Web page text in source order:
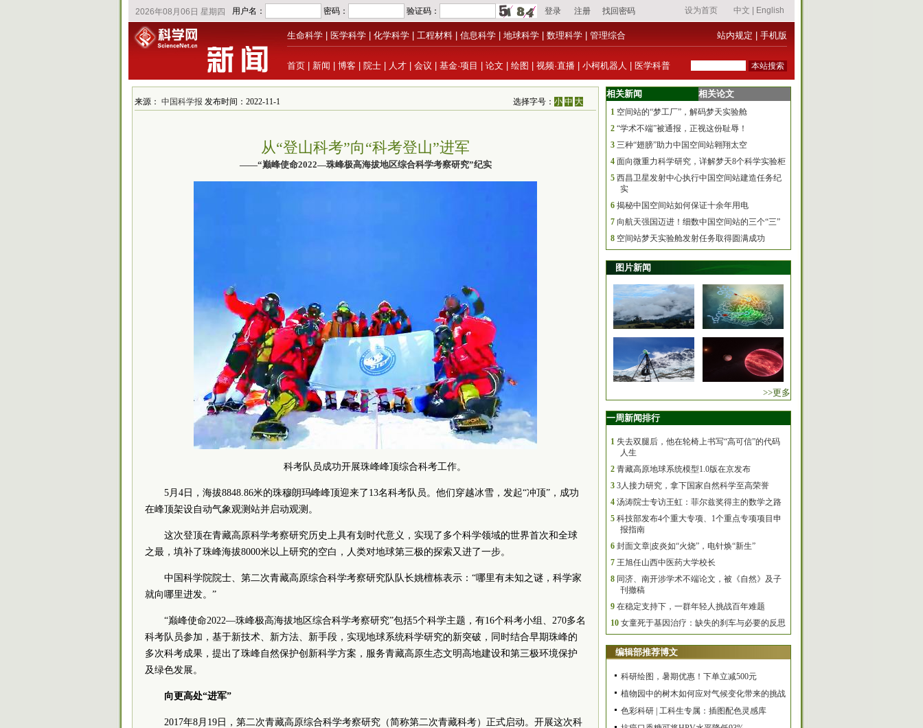
生命科学 医学科学 化学科学 工程材料 信息科学 地球科学 数理科学 管理综合 站内规定 手机版
首页 新闻 博客 院士 人才 会议 基金·项目 论文 绘图 视频·直播 小柯机器人 医学科普
来源： 中国科学报 发布时间：2022-11-1 选择字号：小 中 大
从“登山科考”向“科考登山”进军
——“巅峰使命2022—珠峰极高海拔地区综合科学考察研究”纪实
科考队员成功开展珠峰峰顶综合科考工作。
5月4日，海拔8848.86米的珠穆朗玛峰峰顶迎来了13名科考队员。他们穿越冰雪，发起“冲顶”，成功
在峰顶架设自动气象观测站并启动观测。
这次登顶在青藏高原科学考察研究历史上具有划时代意义，实现了多个科学领域的世界首次和全球
之最，填补了珠峰海拔8000米以上研究的空白，人类对地球第三极的探索又进了一步。
中国科学院院士、第二次青藏高原综合科学考察研究队队长姚檀栋表示：“哪里有未知之谜，科学家
就向哪里进发。”
“巅峰使命2022—珠峰极高海拔地区综合科学考察研究”包括5个科学主题，有16个科考小组、270多名
科考队员参加，基于新技术、新方法、新手段，实现地球系统科学研究的新突破，同时结合早期珠峰的
多次科考成果，提出了珠峰自然保护创新科学方案，服务青藏高原生态文明高地建设和第三极环境保护
及绿色发展。
向更高处“进军”
2017年8月19日，第二次青藏高原综合科学考察研究（简称第二次青藏科考）正式启动。开展这次科
相关新闻 相关论文
1 空间站的“梦工厂”，解码梦天实验舱
2 “学术不端”被通报，正视这份耻辱！
3 三种“翅膀”助力中国空间站翱翔太空
4 面向微重力科学研究，详解梦天8个科学实验柜
5 西昌卫星发射中心执行中国空间站建造任务纪
实
6 揭秘中国空间站如何保证十余年用电
7 向航天强国迈进！细数中国空间站的三个“三”
8 空间站梦天实验舱发射任务取得圆满成功
图片新闻
>>更多
一周新闻排行
1 失去双腿后，他在轮椅上书写“高可信”的代码
人生
2 青藏高原地球系统模型1.0版在京发布
3 3人接力研究，拿下国家自然科学至高荣誉
4 汤涛院士专访王虹：菲尔兹奖得主的数学之路
5 科技部发布4个重大专项、1个重点专项项目申
报指南
6 封面文章|皮炎如“火烧”，电针焕“新生”
7 王旭任山西中医药大学校长
8 同济、南开涉学术不端论文，被《自然》及子
刊撤稿
9 在稳定支持下，一群年轻人挑战百年难题
10 女童死于基因治疗：缺失的刹车与必要的反思
编辑部推荐博文
科研绘图，暑期优惠！下单立减500元
植物园中的树木如何应对气候变化带来的挑战
色彩科研 | 工科生专属：插图配色灵感库